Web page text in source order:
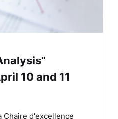
10 and 11
Chaire d'excellence